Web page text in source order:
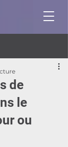
de
le
ou